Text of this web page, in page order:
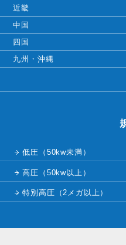
近畿
中国
四国
九州・沖縄
低圧（50kw未満）
高圧（50kw以上）
特別高圧（2メガ以上）